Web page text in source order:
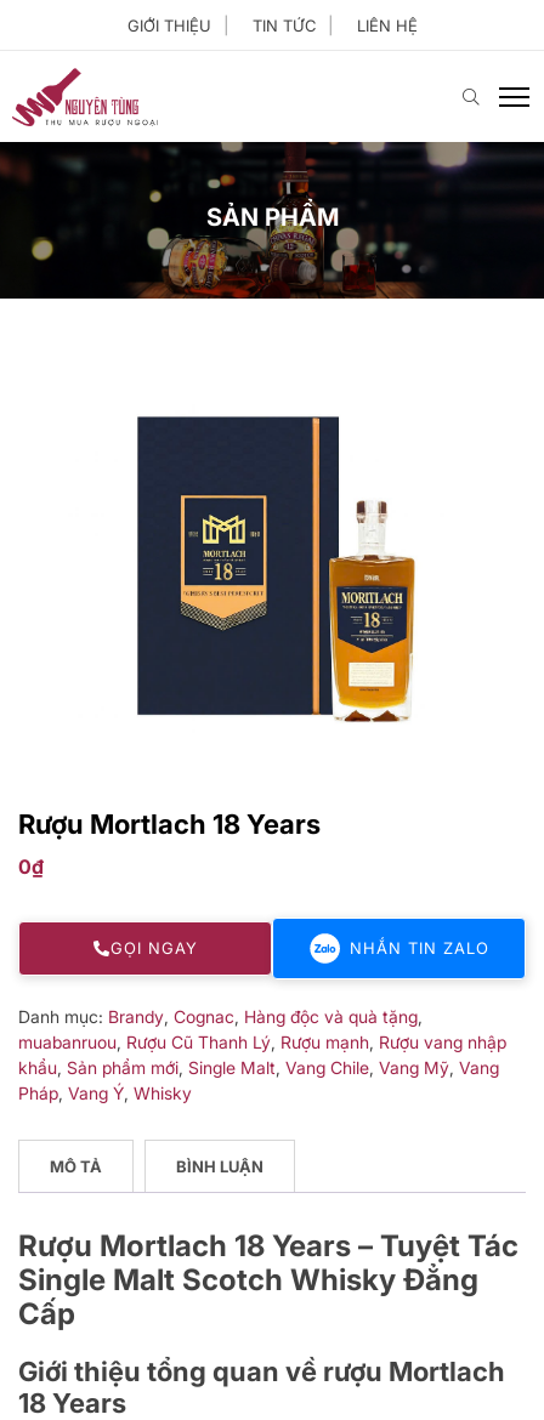
GIỚI THIỆU TIN TỨC LIÊN HỆ
SẢN PHẨM
Rượu Mortlach 18 Years
0₫
GỌI NGAY NHẮN TIN ZALO
Danh mục: Brandy, Cognac, Hàng độc và quà tặng,
muabanruou, Rượu Cũ Thanh Lý, Rượu mạnh, Rượu vang nhập
khẩu, Sản phẩm mới, Single Malt, Vang Chile, Vang Mỹ, Vang
Pháp, Vang Ý, Whisky
MÔ TẢ BÌNH LUẬN
Rượu Mortlach 18 Years – Tuyệt Tác
Single Malt Scotch Whisky Đẳng
Cấp
Giới thiệu tổng quan về rượu Mortlach
18 Years